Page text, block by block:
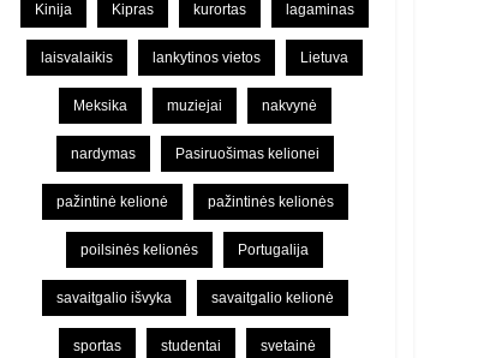
Kinija Kipras kurortas lagaminas
laisvalaikis lankytinos vietos Lietuva
Meksika muziejai nakvynė
nardymas Pasiruošimas kelionei
pažintinė kelionė pažintinės kelionės
poilsinės kelionės Portugalija
savaitgalio išvyka savaitgalio kelionė
sportas studentai svetainė